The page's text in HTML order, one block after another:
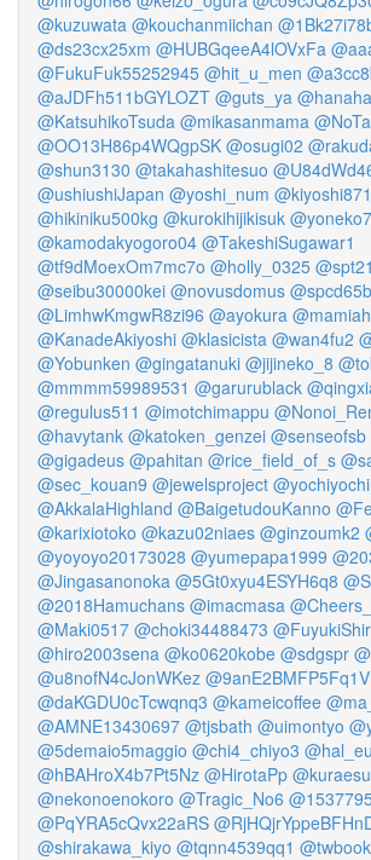
@kuzuwata @kouchanmiichan
@ds23cx25xm @HUBGqeeA4lOVxFa
@FukuFuk55252945 @hit_u_men
@aJDFh511bGYLOZT @guts_ya
@KatsuhikoTsuda @mikasanmama
@OO13H86p4WQgpSK @osugi02
@shun3130 @takahashitesuo
@ushiushiJapan @yoshi_num @kiyoshi871
@hikiniku500kg @kurokihijikisuk
@kamodakyogoro04 @TakeshiSugawar1
@tf9dMoexOm7mc7o @holly_0325
@seibu30000kei @novusdomus
@LimhwKmgwR8zi96 @ayokura
@KanadeAkiyoshi @klasicista @wan4fu2
@Yobunken @gingatanuki @jijineko_8
@mmmm59989531 @garurublack
@regulus511 @imotchimappu
@havytank @katoken_genzei @senseofsb
@gigadeus @pahitan @rice_field_of_s
@sec_kouan9 @jewelsproject
@AkkalaHighland @BaigetudouKanno
@karixiotoko @kazu02niaes @ginzoumk2
@yoyoyo20173028 @yumepapa1999
@Jingasanonoka @5Gt0xyu4ESYH6q8
@2018Hamuchans @imacmasa
@Maki0517 @choki34488473
@hiro2003sena @ko0620kobe @sdgspr
@u8nofN4cJonWKez
@daKGDU0cTcwqnq3 @kameicoffee
@AMNE13430697 @tjsbath @uimontyo
@5demaio5maggio @chi4_chiyo3
@hBAHroX4b7Pt5Nz @HirotaPp
@nekonoenokoro @Tragic_No6
@PqYRA5cQvx22aRS
@shirakawa_kiyo @tqnn4539qq1